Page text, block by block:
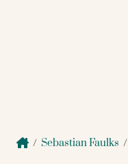
/ Sebastian Faulks /